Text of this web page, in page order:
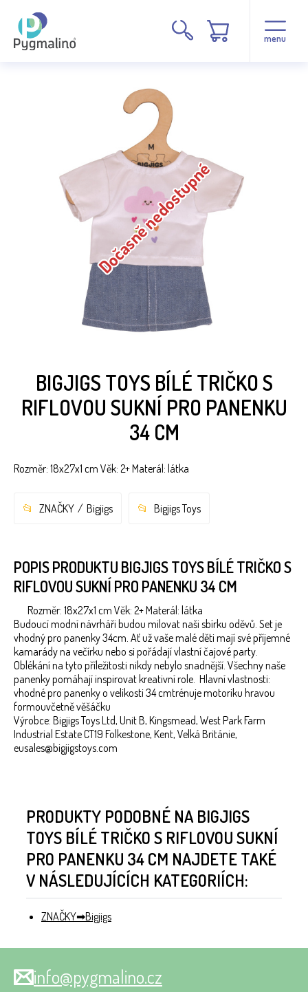
menu
Dočasně nedostupné
BIGJIGS TOYS BÍLÉ TRIČKO S
RIFLOVOU SUKNÍ PRO PANENKU
34 CM
Rozměr: 18x27x1 cm Věk: 2+ Materál: látka
ZNAČKY Bigjigs Bigjigs Toys
POPIS PRODUKTU BIGJIGS TOYS BÍLÉ TRIČKO S
RIFLOVOU SUKNÍ PRO PANENKU 34 CM
Rozměr: 18x27x1 cm Věk: 2+ Materál: látka
Budoucí modní návrháři budou milovat naši sbírku oděvů. Set je
vhodný pro panenky 34cm. Ať už vaše malé děti mají své příjemné
kamarády na večírku nebo si pořádají vlastní čajové party.
Oblékání na tyto příležitosti nikdy nebylo snadnější. Všechny naše
panenky pomáhají inspirovat kreativní role. Hlavní vlastnosti:
vhodné pro panenky o velikosti 34 cmtrénuje motoriku hravou
formouvčetně věšáčku
Výrobce: Bigjigs Toys Ltd, Unit B, Kingsmead, West Park Farm
Industrial Estate CT19 Folkestone, Kent, Velká Británie,
eusales@bigjigstoys.com
PRODUKTY PODOBNÉ NA BIGJIGS
TOYS BÍLÉ TRIČKO S RIFLOVOU SUKNÍ
PRO PANENKU 34 CM NAJDETE TAKÉ
V NÁSLEDUJÍCÍCH KATEGORIÍCH:
ZNAČKY Bigjigs
info@pygmalino.cz